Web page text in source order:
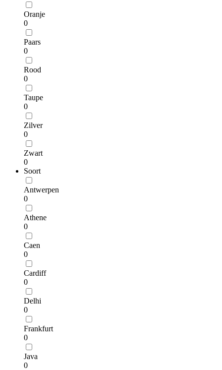
Oranje
0
Paars
0
Rood
0
Taupe
0
Zilver
0
Zwart
0
Soort
Antwerpen
0
Athene
0
Caen
0
Cardiff
0
Delhi
0
Frankfurt
0
Java
0